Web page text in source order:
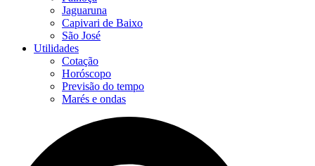
Jaguaruna
Capivari de Baixo
São José
Utilidades
Cotação
Horóscopo
Previsão do tempo
Marés e ondas